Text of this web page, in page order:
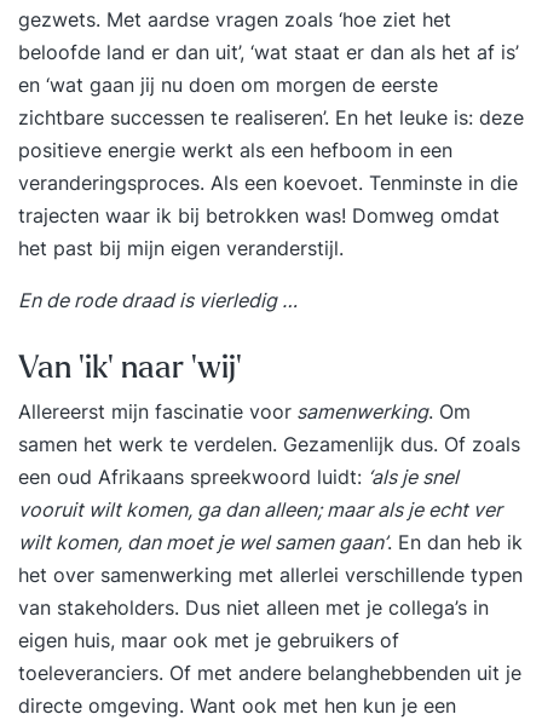
gezwets. Met aardse vragen zoals ‘hoe ziet het
beloofde land er dan uit’, ‘wat staat er dan als het af is’
en ‘wat gaan jij nu doen om morgen de eerste
zichtbare successen te realiseren’. En het leuke is: deze
positieve energie werkt als een hefboom in een
veranderingsproces. Als een koevoet. Tenminste in die
trajecten waar ik bij betrokken was! Domweg omdat
het past bij mijn eigen veranderstijl.
En de rode draad is vierledig …
Van ‘ik’ naar ‘wij’
Allereerst mijn fascinatie voor samenwerking. Om
samen het werk te verdelen. Gezamenlijk dus. Of zoals
een oud Afrikaans spreekwoord luidt: ‘als je snel
vooruit wilt komen, ga dan alleen; maar als je echt ver
wilt komen, dan moet je wel samen gaan’. En dan heb ik
het over samenwerking met allerlei verschillende typen
van stakeholders. Dus niet alleen met je collega’s in
eigen huis, maar ook met je gebruikers of
toeleveranciers. Of met andere belanghebbenden uit je
directe omgeving. Want ook met hen kun je een